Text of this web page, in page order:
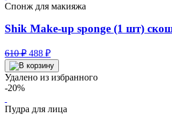
Спонж для макияжа
Shik Make-up sponge (1 шт)
610₽ Первоначальная
цена
составляла
488 ₽Текущая
цена:
488 ₽.
Удалено из избранного
-20%
Пудра для лица